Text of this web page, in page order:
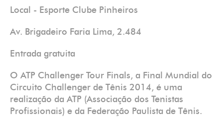
Local - Esporte Clube Pinheiros
Av. Brigadeiro Faria Lima, 2.484
Entrada gratuita
O ATP Challenger Tour Finals, a Final Mundial do
Circuito Challenger de Tênis 2014, é uma
realização da ATP (Associação dos Tenistas
Profissionais) e da Federação Paulista de Tênis.